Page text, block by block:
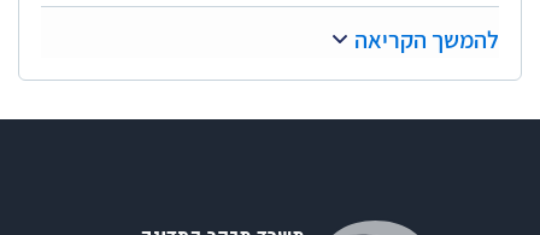
בתוספת הראשונה לצו הפיקוח, המשמש מזון לבעלי
חיים או מיועד לשמש כאמור. שר החקלאות ופיתוח
הכפר (להלן - שר החקלאות) מינה את מנהל
השירותים להגנת הצומח ולביקורת שבמשרד
להמשך הקריאה